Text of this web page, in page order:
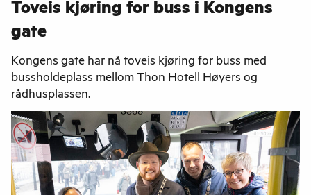
Toveis kjøring for buss i Kongens
gate
Kongens gate har nå toveis kjøring for buss med
bussholdeplass mellom Thon Hotell Høyers og
rådhusplassen.